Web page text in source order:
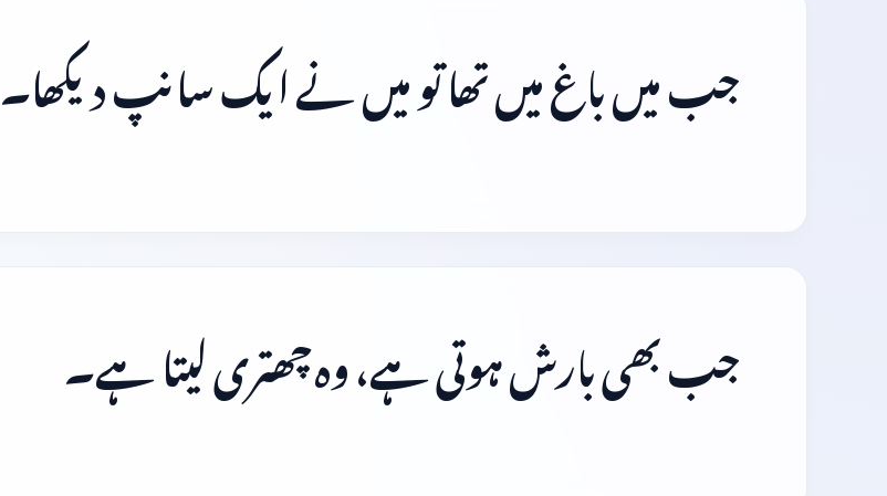
جب میں باغ میں تھا تو میں نے ایک سانپ دیکھا۔
جب بھی بارش ہوتی ہے، وہ چھتری لیتا ہے۔